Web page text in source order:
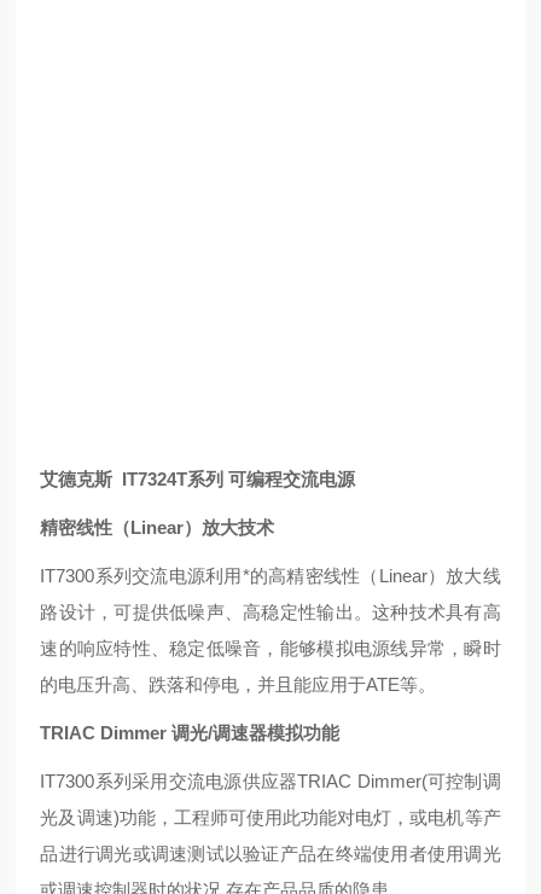
艾德克斯 IT7324T系列 可编程交流电源
精密线性（Linear）放大技术
IT7300系列交流电源利用*的高精密线性（Linear）放大线
路设计，可提供低噪声、高稳定性输出。这种技术具有高
速的响应特性、稳定低噪音，能够模拟电源线异常，瞬时
的电压升高、跌落和停电，并且能应用于ATE等。
TRIAC Dimmer 调光/调速器模拟功能
IT7300系列采用交流电源供应器TRIAC Dimmer(可控制调
光及调速)功能，工程师可使用此功能对电灯，或电机等产
品进行调光或调速测试以验证产品在终端使用者使用调光
或调速控制器时的状况,存在产品品质的隐患。